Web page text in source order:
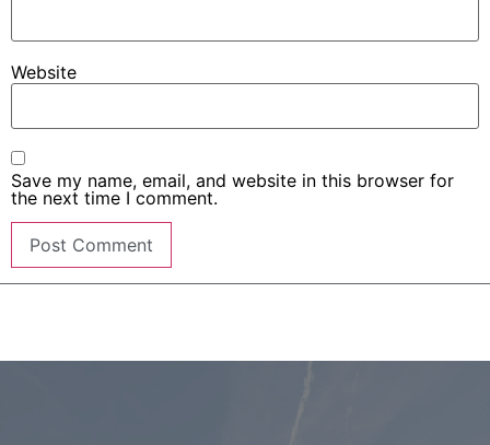
Website
Save my name, email, and website in this browser for
the next time I comment.